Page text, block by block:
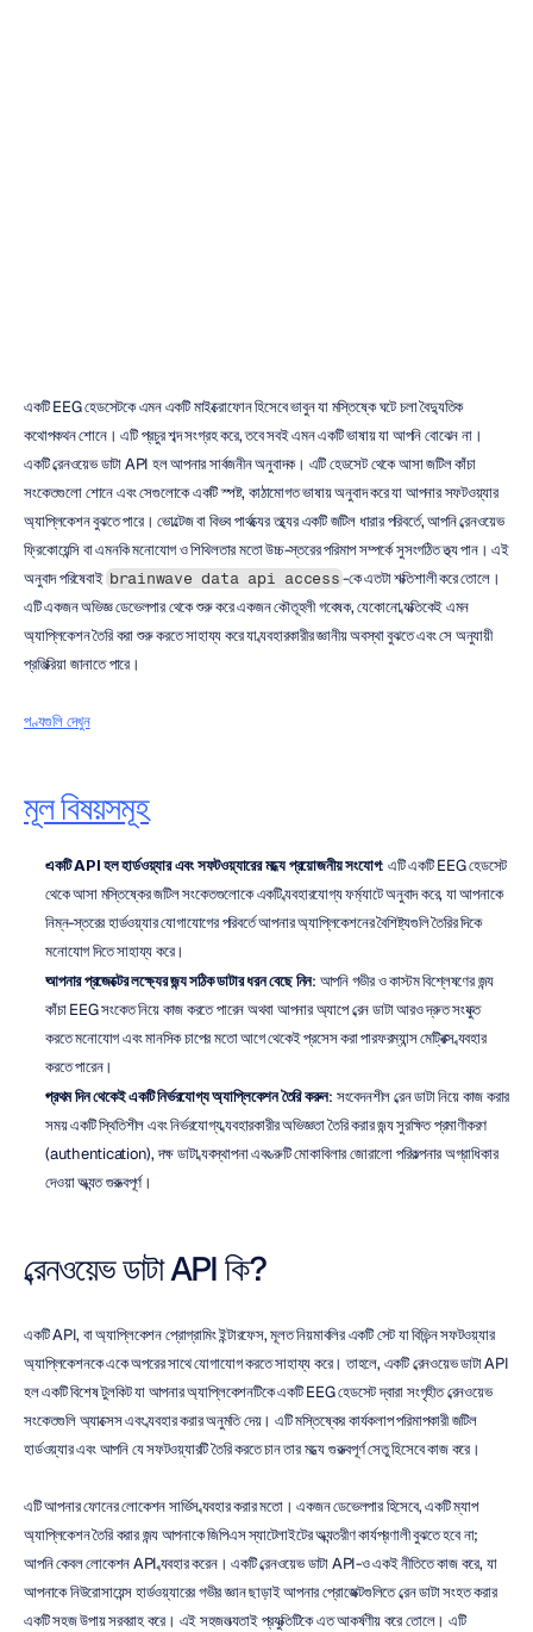
একটি EEG হেডসেটকে এমন একটি মাইক্রোফোন হিসেবে ভাবুন যা মস্তিষ্কে ঘটে চলা বৈদ্যুতিক
কথোপকথন শোনে। এটি প্রচুর শব্দ সংগ্রহ করে, তবে সবই এমন একটি ভাষায় যা আপনি বোঝেন না।
একটি ব্রেনওয়েভ ডাটা API হল আপনার সার্বজনীন অনুবাদক। এটি হেডসেট থেকে আসা জটিল কাঁচা
সংকেতগুলো শোনে এবং সেগুলোকে একটি স্পষ্ট, কাঠামোগত ভাষায় অনুবাদ করে যা আপনার সফটওয়্যার
অ্যাপ্লিকেশন বুঝতে পারে। ভোল্টেজ বা বিভব পার্থক্যের তথ্যের একটি জটিল ধারার পরিবর্তে, আপনি ব্রেনওয়েভ
ফ্রিকোয়েন্সি বা এমনকি মনোযোগ ও শিথিলতার মতো উচ্চ-স্তরের পরিমাপ সম্পর্কে সুসংগঠিত তথ্য পান। এই
অনুবাদ পরিষেবাই brainwave data api access -কে এতটা শক্তিশালী করে তোলে।
এটি একজন অভিজ্ঞ ডেভেলপার থেকে শুরু করে একজন কৌতূহলী গবেষক, যেকোনো ব্যক্তিকেই এমন
অ্যাপ্লিকেশন তৈরি করা শুরু করতে সাহায্য করে যা ব্যবহারকারীর জ্ঞানীয় অবস্থা বুঝতে এবং সে অনুযায়ী
প্রতিক্রিয়া জানাতে পারে।
পণ্যগুলি দেখুন
মূল বিষয়সমূহ
একটি API হল হার্ডওয়্যার এবং সফটওয়্যারের মধ্যে প্রয়োজনীয় সংযোগ: এটি একটি EEG হেডসেট
থেকে আসা মস্তিষ্কের জটিল সংকেতগুলোকে একটি ব্যবহারযোগ্য ফর্ম্যাটে অনুবাদ করে, যা আপনাকে
নিম্ন-স্তরের হার্ডওয়্যার যোগাযোগের পরিবর্তে আপনার অ্যাপ্লিকেশনের বৈশিষ্ট্যগুলি তৈরির দিকে
মনোযোগ দিতে সাহায্য করে।
আপনার প্রজেক্টের লক্ষ্যের জন্য সঠিক ডাটার ধরন বেছে নিন: আপনি গভীর ও কাস্টম বিশ্লেষণের জন্য
কাঁচা EEG সংকেত নিয়ে কাজ করতে পারেন অথবা আপনার অ্যাপে ব্রেন ডাটা আরও দ্রুত সংযুক্ত
করতে মনোযোগ এবং মানসিক চাপের মতো আগে থেকেই প্রসেস করা পারফরম্যান্স মেট্রিক্স ব্যবহার
করতে পারেন।
প্রথম দিন থেকেই একটি নির্ভরযোগ্য অ্যাপ্লিকেশন তৈরি করুন: সংবেদনশীল ব্রেন ডাটা নিয়ে কাজ করার
সময় একটি স্থিতিশীল এবং নির্ভরযোগ্য ব্যবহারকারীর অভিজ্ঞতা তৈরি করার জন্য সুরক্ষিত প্রমাণীকরণ
(authentication), দক্ষ ডাটা ব্যবস্থাপনা এবং ত্রুটি মোকাবিলার জোরালো পরিকল্পনার অগ্রাধিকার
দেওয়া অত্যন্ত গুরুত্বপূর্ণ।
ব্রেনওয়েভ ডাটা API কি?
একটি API, বা অ্যাপ্লিকেশন প্রোগ্রামিং ইন্টারফেস, মূলত নিয়মাবলির একটি সেট যা বিভিন্ন সফটওয়্যার
অ্যাপ্লিকেশনকে একে অপরের সাথে যোগাযোগ করতে সাহায্য করে। তাহলে, একটি ব্রেনওয়েভ ডাটা API
হল একটি বিশেষ টুলকিট যা আপনার অ্যাপ্লিকেশনটিকে একটি EEG হেডসেট দ্বারা সংগৃহীত ব্রেনওয়েভ
সংকেতগুলি অ্যাক্সেস এবং ব্যবহার করার অনুমতি দেয়। এটি মস্তিষ্কের কার্যকলাপ পরিমাপকারী জটিল
হার্ডওয়্যার এবং আপনি যে সফটওয়্যারটি তৈরি করতে চান তার মধ্যে গুরুত্বপূর্ণ সেতু হিসেবে কাজ করে।
এটি আপনার ফোনের লোকেশন সার্ভিস ব্যবহার করার মতো। একজন ডেভেলপার হিসেবে, একটি ম্যাপ
অ্যাপ্লিকেশন তৈরি করার জন্য আপনাকে জিপিএস স্যাটেলাইটের অভ্যন্তরীণ কার্যপ্রণালী বুঝতে হবে না;
আপনি কেবল লোকেশন API ব্যবহার করেন। একটি ব্রেনওয়েভ ডাটা API-ও একই নীতিতে কাজ করে, যা
আপনাকে নিউরোসায়েন্স হার্ডওয়্যারের গভীর জ্ঞান ছাড়াই আপনার প্রোজেক্টগুলিতে ব্রেন ডাটা সংহত করার
একটি সহজ উপায় সরবরাহ করে। এই সহজলভ্যতাই প্রযুক্তিটিকে এত আকর্ষণীয় করে তোলে। এটি